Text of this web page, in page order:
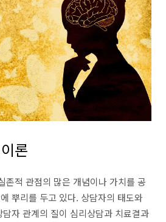
론
존적 관점의 많은 개념이나 가치를 공
뿌리를 두고 있다. 상담자의 태도와
자 관계의 질이 심리상담과 치료결과